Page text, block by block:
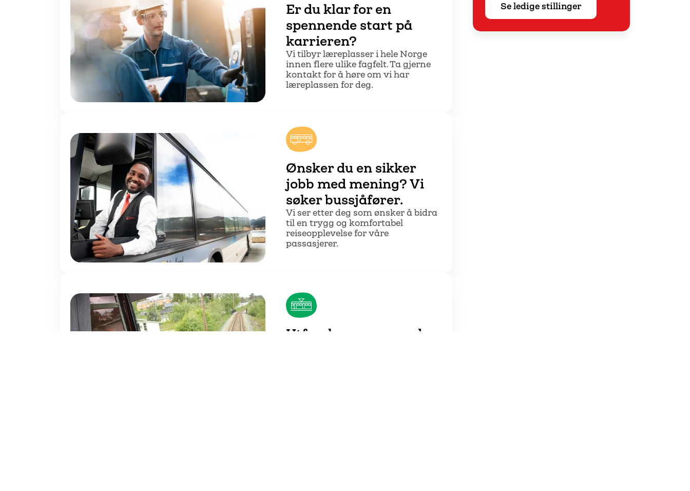
Er du klar for en
spennende start på
karrieren?
Vi tilbyr læreplasser i hele Norge
innen flere ulike fagfelt. Ta gjerne
kontakt for å høre om vi har
læreplassen for deg.
Ønsker du en sikker
jobb med mening? Vi
søker bussjåfører.
Vi ser etter deg som ønsker å bidra
til en trygg og komfortabel
reiseopplevelse for våre
passasjerer.
Utforsk en spennende
Se ledige stillinger